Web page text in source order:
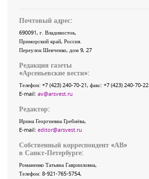
Почтовый адрес:
690091, г. Владивосток,
Приморский край, Россия
Переулок Шевченко, дом 9, 27
Редакция газеты
«Арсеньевские вести»:
Телефон: +7 (423) 240-70-21, факс: +7 (423) 240-70-22
E-mail: av@arsvest.ru
Редактор:
Ирина Георгиевна Гребнёва,
E-mail: editor@arsvest.ru
Собственный корреспондент «АВ»
в Санкт-Петербурге:
Романенко Татьяна Гаврииловна,
Телефон: 8-921-765-5754,